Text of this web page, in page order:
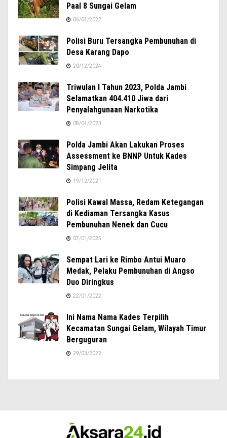
Paal 8 Sungai Gelam
06/04/2022
Polisi Buru Tersangka Pembunuhan di
Desa Karang Dapo
20/12/2024
Triwulan I Tahun 2023, Polda Jambi
Selamatkan 404.410 Jiwa dari
Penyalahgunaan Narkotika
08/04/2023
Polda Jambi Akan Lakukan Proses
Assessment ke BNNP Untuk Kades
Simpang Jelita
19/12/2021
Polisi Kawal Massa, Redam Ketegangan
di Kediaman Tersangka Kasus
Pembunuhan Nenek dan Cucu
07/01/2025
Sempat Lari ke Rimbo Antui Muaro
Medak, Pelaku Pembunuhan di Angso
Duo Diringkus
22/01/2022
Ini Nama Nama Kades Terpilih
Kecamatan Sungai Gelam, Wilayah Timur
Berguguran
29/03/2022